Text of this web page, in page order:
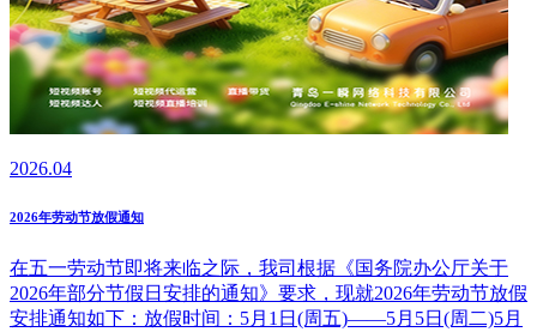
2026.04
2026年劳动节放假通知
在五一劳动节即将来临之际，我司根据《国务院办公厅关于
2026年部分节假日安排的通知》要求，现就2026年劳动节放假
安排通知如下：放假时间：5月1日(周五)——5月5日(周二)5月